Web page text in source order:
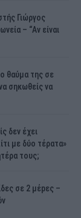
Γιώργος
– “Αν είναι
θαύμα της σε
σηκωθείς να
δεν έχει
με δύο τέρατα»
τους;
σε 2 μέpες –